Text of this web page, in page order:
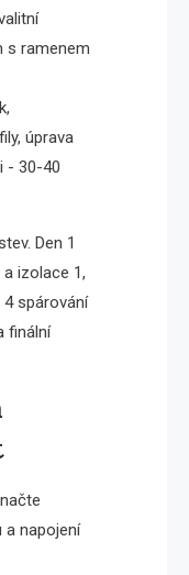
s ramenem
úprava
- 30-40
Den 1
a izolace 1,
4 spárování
finální
a napojení